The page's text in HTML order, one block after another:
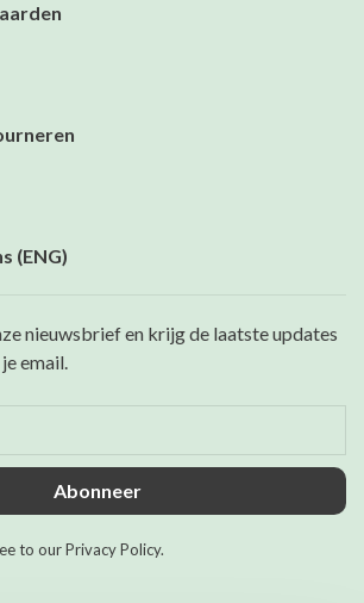
(ENG)
nieuwsbrief en krijg de laatste updates
email.
Abonneer
to our Privacy Policy.